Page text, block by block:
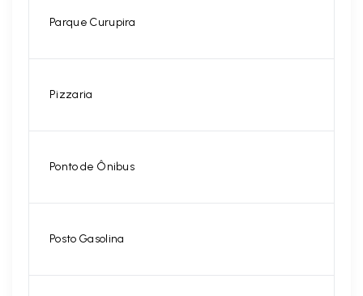
Parque Curupira
Pizzaria
Ponto de Ônibus
Posto Gasolina